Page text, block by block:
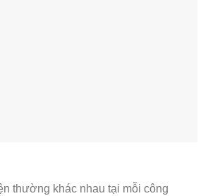
thường khác nhau tại mỗi công